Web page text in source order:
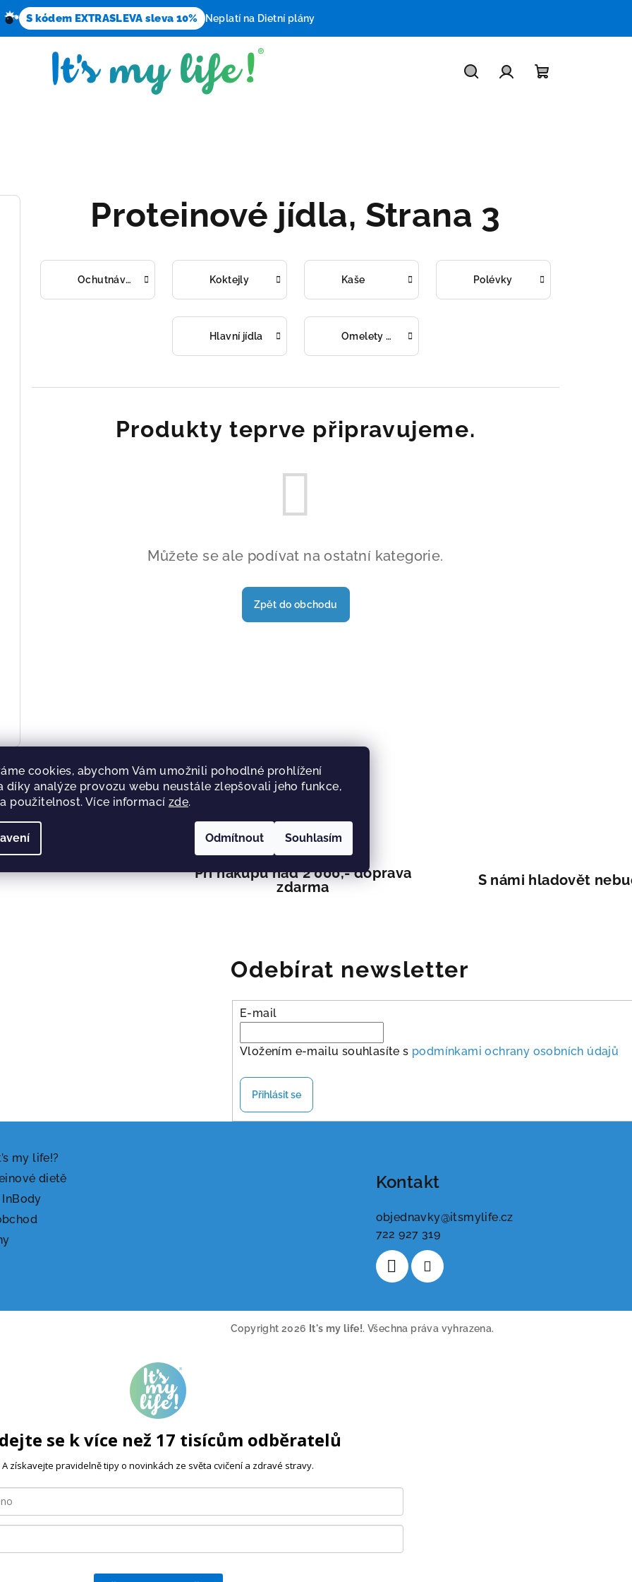
S kódem EXTRASLEVA sleva 10% Neplatí na Dietní plány
cookies, abychom Vám umožnili pohodlné prohlížení
díky analýze provozu webu neustále zlepšovali jeho funkce,
použitelnost. Více informací zde.
Odmítnout Souhlasím
Proteinové jídla, Strana 3
Ochutnávkové sety Koktejly Kaše Polévky
Hlavní jídla Omelety a palačinky
Produkty teprve připravujeme.
Můžete se ale podívat na ostatní kategorie.
Zpět do obchodu
Při nákupu nad 2 000,- doprava
zdarma
S námi hladovět
Odebírat newsletter
E-mail
Vložením e-mailu souhlasíte s podmínkami ochrany osobních údajů
Přihlásit se
my life!?
dietě
InBody
Kontakt
objednavky@itsmylife.cz
722 927 319
Copyright 2026 It's my life!. Všechna práva vyhrazena.
se k více než 17 tisícům odběratelů
A získavejte pravidelně tipy o novinkách ze světa cvičení a zdravé stravy.